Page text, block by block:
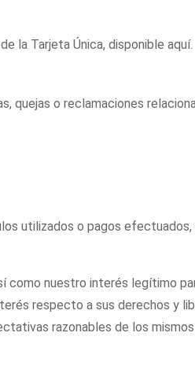
la Tarjeta Única, disponible aquí.
quejas o reclamaciones
utilizados o pagos efectuados,
como nuestro interés legítimo
respecto a sus derechos y
razonables de los